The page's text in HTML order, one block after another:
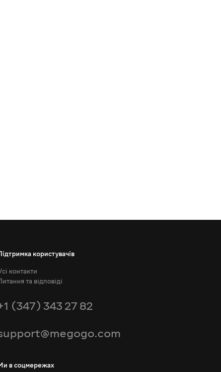
користувачів
контакти
та відповіді
(347) 343 27 82
в соцмережах